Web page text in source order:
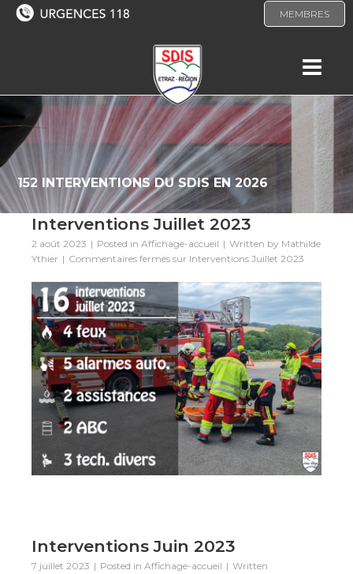
MEMBRES
152 INTERVENTIONS DU SDIS EN 2026
Interventions Juillet 2023
2 août 2023 Posted in Affichage-accueil Written by Mathilde
Ythier
Commentaires fermés sur Interventions Juillet 2023
Interventions Juin 2023
7 juillet 2023 Posted in Affichage-accueil
Written